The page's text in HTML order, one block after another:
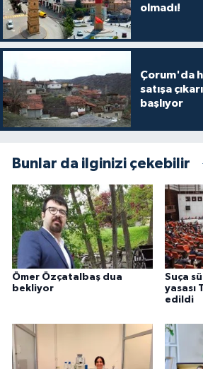
olmadı!
Çorum'da
satışa
başlıyor
Bunlar da ilginizi çekebilir
Ömer Özçatalbaş dua
bekliyor
Suça
yasası
edildi